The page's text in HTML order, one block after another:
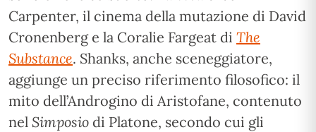
Carpenter, il cinema della mutazione di David
Cronenberg e la Coralie Fargeat di The
Substance. Shanks, anche sceneggiatore,
aggiunge un preciso riferimento filosofico: il
mito dell’Androgino di Aristofane, contenuto
nel Simposio di Platone, secondo cui gli